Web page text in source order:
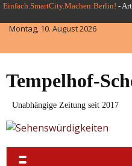
Skip
to
content
Einfach.SmartCity.Machen:Berlin! -
Montag, 10. August 2026
Tempelhof-
Unabhängige Zeitung seit 2017